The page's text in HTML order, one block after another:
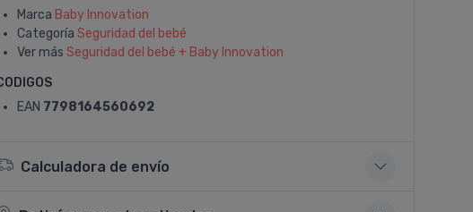
Marca Baby Innovation
Categoría Seguridad del bebé
Ver más Seguridad del bebé + Baby Innovation
EAN 7798164560692
Calculadora de envío